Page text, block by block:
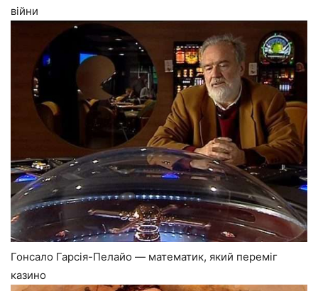
війни
Гонсало Гарсія-Пелайо — математик, який переміг
казино